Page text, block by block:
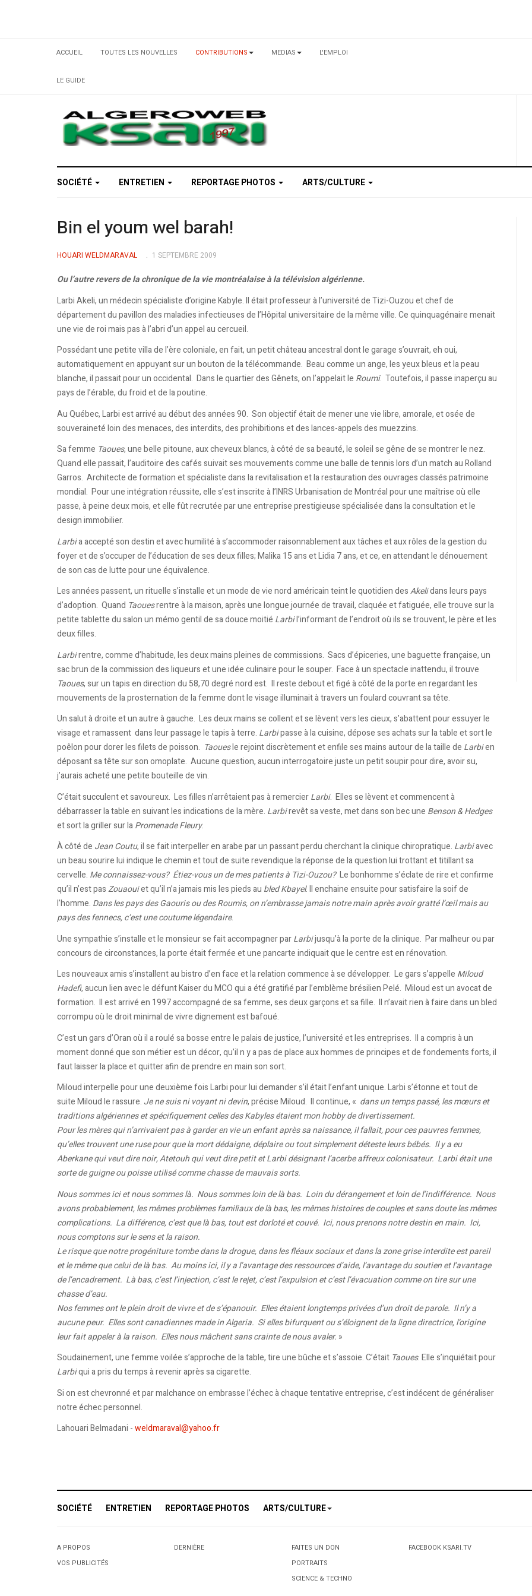
ACCUEIL TOUTES LES NOUVELLES CONTRIBUTIONS MEDIAS L'EMPLOI
LE GUIDE
SOCIÉTÉ ENTRETIEN REPORTAGE PHOTOS ARTS/CULTURE
Bin el youm wel barah!
HOUARI WELDMARAVAL 1 SEPTEMBRE 2009
Ou l’autre revers de la chronique de la vie montréalaise à la télévision algérienne.
Larbi Akeli, un médecin spécialiste d’origine Kabyle. Il était professeur à l’université de Tizi-Ouzou et chef de
département du pavillon des maladies infectieuses de l’Hôpital universitaire de la même ville. Ce quinquagénaire menait
une vie de roi mais pas à l’abri d’un appel au cercueil.
Possédant une petite villa de l’ère coloniale, en fait, un petit château ancestral dont le garage s’ouvrait, eh oui,
automatiquement en appuyant sur un bouton de la télécommande. Beau comme un ange, les yeux bleus et la peau
blanche, il passait pour un occidental. Dans le quartier des Gênets, on l’appelait le Roumi. Toutefois, il passe inaperçu au
pays de l’érable, du froid et de la poutine.
Au Québec, Larbi est arrivé au début des années 90. Son objectif était de mener une vie libre, amorale, et osée de
souveraineté loin des menaces, des interdits, des prohibitions et des lances-appels des muezzins.
Sa femme Taoues, une belle pitoune, aux cheveux blancs, à côté de sa beauté, le soleil se gêne de se montrer le nez.
Quand elle passait, l’auditoire des cafés suivait ses mouvements comme une balle de tennis lors d’un match au Rolland
Garros. Architecte de formation et spécialiste dans la revitalisation et la restauration des ouvrages classés patrimoine
mondial. Pour une intégration réussite, elle s’est inscrite à l’INRS Urbanisation de Montréal pour une maîtrise où elle
passe, à peine deux mois, et elle fût recrutée par une entreprise prestigieuse spécialisée dans la consultation et le
design immobilier.
Larbia accepté son destin et avec humilité à s’accommoder raisonnablement aux tâches et aux rôles de la gestion du
foyer et de s’occuper de l’éducation de ses deux filles; Malika 15 ans et Lidia 7 ans, et ce, en attendant le dénouement
de son cas de lutte pour une équivalence.
Les années passent, un rituelle s’installe et un mode de vie nord américain teint le quotidien desAkelidans leurs pays
d’adoption. Quand Taouesrentre à la maison, après une longue journée de travail, claquée et fatiguée, elle trouve sur la
petite tablette du salon un mémo gentil de sa douce moitié Larbil’informant de l’endroit où ils se trouvent, le père et les
deux filles.
Larbirentre, comme d’habitude, les deux mains pleines de commissions. Sacs d’épiceries, une baguette française, un
sac brun de la commission des liqueurs et une idée culinaire pour le souper. Face à un spectacle inattendu, il trouve
Taoues, sur un tapis en direction du 58,70 degré nord est. Il reste debout et figé à côté de la porte en regardant les
mouvements de la prosternation de la femme dont le visage illuminait à travers un foulard couvrant sa tête.
Un salut à droite et un autre à gauche. Les deux mains se collent et se lèvent vers les cieux, s’abattent pour essuyer le
visage et ramassent dans leur passage le tapis à terre. Larbipasse à la cuisine, dépose ses achats sur la table et sort le
poêlon pour dorer les filets de poisson. Taouesle rejoint discrètement et enfile ses mains autour de la taille de Larbien
déposant sa tête sur son omoplate. Aucune question, aucun interrogatoire juste un petit soupir pour dire, avoir su,
j’aurais acheté une petite bouteille de vin.
C’était succulent et savoureux. Les filles n’arrêtaient pas à remercierLarbi. Elles se lèvent et commencent à
débarrasser la table en suivant les indications de la mère. Larbirevêt sa veste, met dans son bec une Benson & Hedges
et sort la griller sur laPromenade Fleury.
À côté de Jean Coutu, il se fait interpeller en arabe par un passant perdu cherchant la clinique chiropratique. Larbiavec
un beau sourire lui indique le chemin et tout de suite revendique la réponse de la question lui trottant et titillant sa
cervelle. Me connaissez-vous? Étiez-vous un de mes patients à Tizi-Ouzou?Le bonhomme s’éclate de rire et confirme
qu’il n’est pasZouaouiet qu’il n’a jamais mis les pieds au bled Kbayel. Il enchaine ensuite pour satisfaire la soif de
l’homme. Dans les pays des Gaouris ou des Roumis, on n’embrasse jamais notre main après avoir gratté l’œil mais au
pays des fennecs, c’est une coutume légendaire.
Une sympathie s’installe et le monsieur se fait accompagner parLarbijusqu’à la porte de la clinique. Par malheur ou par
concours de circonstances, la porte était fermée et une pancarte indiquait que le centre est en rénovation.
Les nouveaux amis s’installent au bistro d’en face et la relation commence à se développer. Le gars s’appelle Miloud
Hadefi, aucun lien avec le défunt Kaiser du MCO qui a été gratifié par l’emblème brésilien Pelé. Miloud est un avocat de
formation. Il est arrivé en 1997 accompagné de sa femme, ses deux garçons et sa fille. Il n’avait rien à faire dans un bled
corrompu où le droit minimal de vivre dignement est bafoué.
C’est un gars d’Oran où il a roulé sa bosse entre le palais de justice, l’université et les entreprises. Il a compris à un
moment donné que son métier est un décor, qu’il n y a pas de place aux hommes de principes et de fondements forts, il
faut laisser la place et quitter afin de prendre en main son sort.
Miloud interpelle pour une deuxième fois Larbi pour lui demander s’il était l’enfant unique. Larbi s’étonne et tout de
suite Miloud le rassure. Je ne suis ni voyant ni devin, précise Miloud. Il continue, « dans un temps passé, les mœurs et
traditions algériennes et spécifiquement celles des Kabyles étaient mon hobby de divertissement.
Pour les mères qui n’arrivaient pas à garder en vie un enfant après sa naissance, il fallait, pour ces pauvres femmes,
qu’elles trouvent une ruse pour que la mort dédaigne, déplaire ou tout simplement déteste leurs bébés. Il y a eu
Aberkane qui veut dire noir, Atetouh qui veut dire petit et Larbi désignant l’acerbe affreux colonisateur. Larbi était une
sorte de guigne ou poisse utilisé comme chasse de mauvais sorts.
Nous sommes ici et nous sommes là. Nous sommes loin de là bas. Loin du dérangement et loin de l’indifférence. Nous
avons probablement, les mêmes problèmes familiaux de là bas, les mêmes histoires de couples et sans doute les mêmes
complications. La différence, c’est que là bas, tout est dorloté et couvé. Ici, nous prenons notre destin en main. Ici,
nous comptons sur le sens et la raison.
Le risque que notre progéniture tombe dans la drogue, dans les fléaux sociaux et dans la zone grise interdite est pareil
et le même que celui de là bas. Au moins ici, il y a l’avantage des ressources d’aide, l’avantage du soutien et l’avantage
de l’encadrement. Là bas, c’est l’injection, c’est le rejet, c’est l’expulsion et c’est l’évacuation comme on tire sur une
chasse d’eau.
Nos femmes ont le plein droit de vivre et de s’épanouir. Elles étaient longtemps privées d’un droit de parole. Il n’y a
aucune peur. Elles sont canadiennes made in Algeria. Si elles bifurquent ou s’éloignent de la ligne directrice, l’origine
leur fait appeler à la raison. Elles nous mâchent sans crainte de nous avaler. »
Soudainement, une femme voilée s’approche de la table, tire une bûche et s’assoie. C’était Taoues. Elle s’inquiétait pour
Larbiqui a pris du temps à revenir après sa cigarette.
Si on est chevronné et par malchance on embrasse l’échec à chaque tentative entreprise, c’est indécent de généraliser
notre échec personnel.
Lahouari Belmadani -weldmaraval@yahoo.fr
SOCIÉTÉ ENTRETIEN REPORTAGE PHOTOS ARTS/CULTURE
A PROPOS
VOS PUBLICITÉS
DERNIÈRE
FAITES UN DON
PORTRAITS
SCIENCE & TECHNO
FACEBOOK KSARI.TV